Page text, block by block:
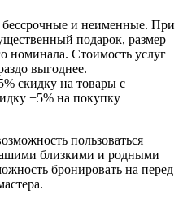
и неименные. При
подарок, размер
номинала. Стоимость услуг
выгоднее.
скидку на товары с
+5% на покупку
пользоваться
близкими и родными
бронировать на перед